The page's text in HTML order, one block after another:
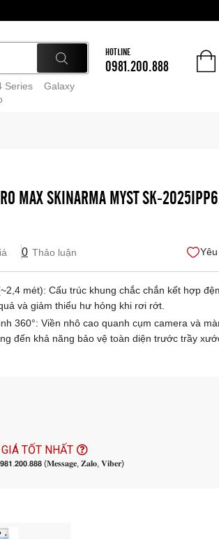
Series
Galaxy
HOTLINE
0981.200.888
MAX SKINARMA MYST SK-
0 Thảo luận
mét): Cấu trúc khung chắc chắn kết hợp
và giảm thiểu hư hỏng khi rơi rớt.
360°: Viền nhô cao quanh cụm camera và
đến khả năng bảo vệ toàn diện trước trầy
Hỗ trợ sạc không dây và sạc từ tính nhanh,
cách cá nhân linh hoạt.
TỐT NHẤT
(𝐌𝐞𝐬𝐬𝐚𝐠𝐞, 𝐙𝐚𝐥𝐨, 𝐕𝐢𝐛𝐞𝐫)